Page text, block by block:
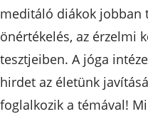
meditáló diákok jobban
önértékelés, az érzelmi
tesztjeiben. A jóga
hirdet az életünk
foglalkozik a témával!